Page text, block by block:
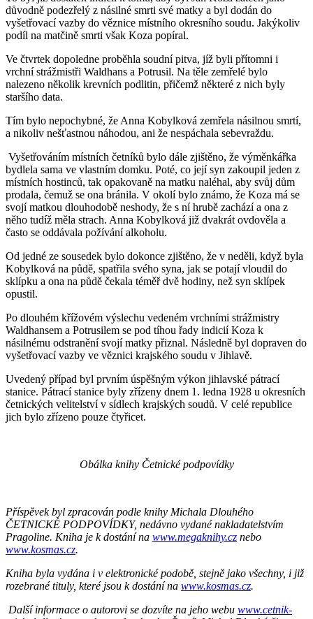
důvodně podezřelý z násilné smrti své matky a byl dodán do
vyšetřovací vazby do věznice místního okresního soudu. Jakýkoliv
podíl na matčině smrti však Koza popíral.
Ve čtvrtek dopoledne proběhla soudní pitva, jíž byli přítomni i
vrchní strážmistři Waldhans a Potrusil. Na těle zemřelé bylo
nalezeno několik krevních podlitin, přičemž některé z nich byly
staršího data.
Tím bylo nepochybné, že Anna Kobylková zemřela násilnou smrtí,
a nikoliv nešťastnou náhodou, ani že nespáchala sebevraždu.
Vyšetřováním místních četníků bylo dále zjištěno, že výměnkářka
bydlela sama ve vlastním domku. Poté, co její syn zakoupil jeden z
místních hostinců, tak opakovaně na matku naléhal, aby svůj dům
prodala, čemuž se ona bránila. V okolí bylo známo, že Koza má se
svojí matkou dlouhodobě neshody, že s ní hrubě zachází a ona z
něho tudíž měla strach. Anna Kobylková již dvakrát ovdověla a
často se oddávala požívání alkoholu.
Od jedné ze sousedek bylo dokonce zjištěno, že v neděli, když byla
Kobylková na půdě, spatřila svého syna, jak se potají vloudil do
sklípku a ona na půdě čekala téměř dvě hodiny, než syn sklípek
opustil.
Po dlouhém křížovém výslechu vedeném vrchními strážmistry
Waldhansem a Potrusilem se pod tíhou řady indicií Koza k
násilnému odstranění svojí matky přiznal. Následně byl dopraven do
vyšetřovací vazby ve věznici krajského soudu v Jihlavě.
Uvedený případ byl prvním úspěšným výkon jihlavské pátrací
stanice. Pátrací stanice byly zřízeny dnem 1. ledna 1928 u okresních
četnických velitelství v sídlech krajských soudů. V celé republice
jich bylo zřízeno pouze čtyřicet.
Obálka knihy Četnické podpovídky
Příspěvek byl zpracován podle knihy Michala Dlouhého
ČETNICKÉ PODPOVÍDKY, nedávno vydané nakladatelstvím
Pragoline. Kniha je k dostání na www.megaknihy.cz nebo
www.kosmas.cz.
Kniha byla vydána i v elektronické podobě, stejně jako všechny, i již
rozebrané tituly, které jsou k dostání na www.kosmas.cz.
Další informace o autorovi se dozvíte na jeho webu www.cetnik-